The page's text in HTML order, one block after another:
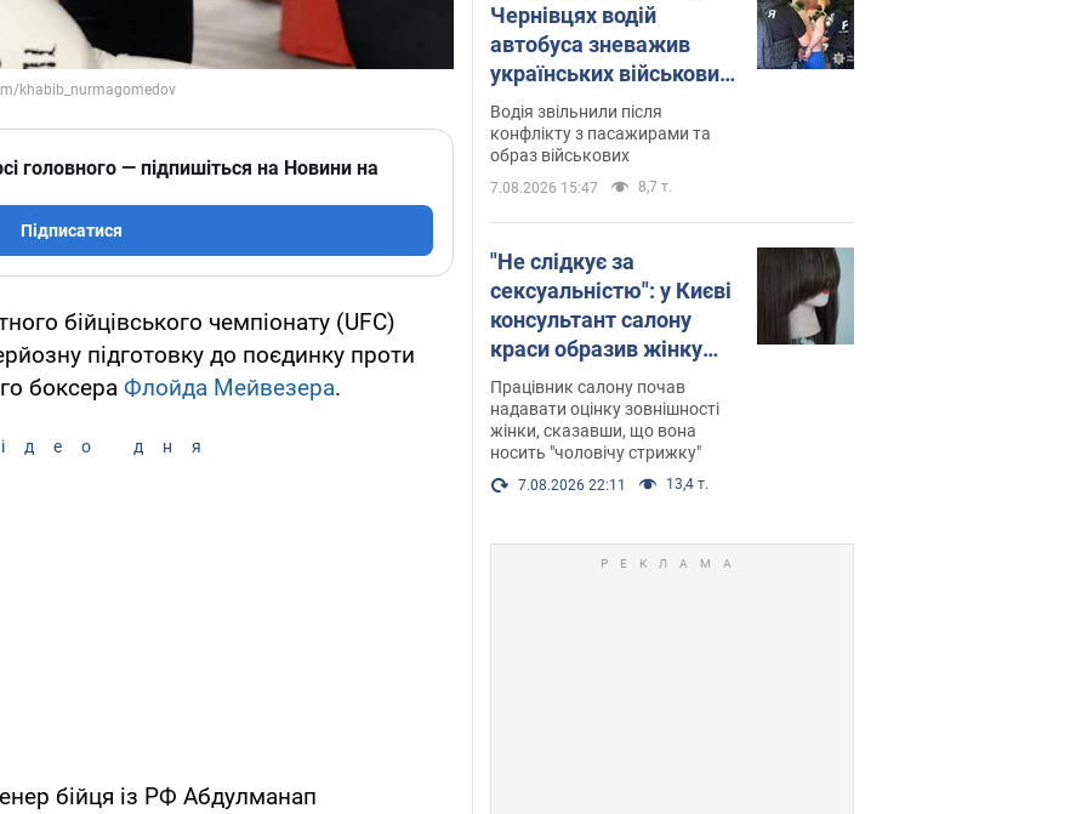
головного — підпишіться на Новини на
Підписатися
бійцівського чемпіонату (UFC)
підготовку до поєдинку проти
боксера Флойда Мейвезера.
дня
бійця із РФ Абдулманап
Чернівцях водій
автобуса зневажив
українських військових
і поплатився. Відео
Водія звільнили після
конфлікту з пасажирами та
образ військових
7.08.2026 15:47 8,7 т.
"Не слідкує за
сексуальністю": у Києві
консультант салону
краси образив жінку
після хімієтерапії,
розгорівся скандал.
Фото
Працівник салону почав
надавати оцінку зовнішності
жінки, сказавши, що вона
носить "чоловічу стрижку"
7.08.2026 22:11 13,4 т.